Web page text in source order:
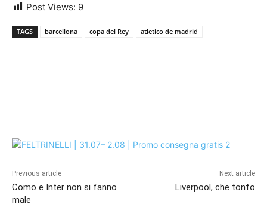
Post Views: 9
TAGS barcellona copa del Rey atletico de madrid
Previous article
Como e Inter non si fanno
male
Next article
Liverpool, che tonfo